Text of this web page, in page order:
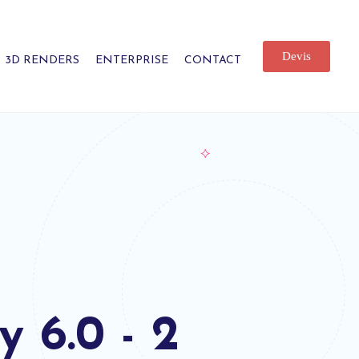
3D RENDERS ENTERPRISE CONTACT Devis
6.0 - 2